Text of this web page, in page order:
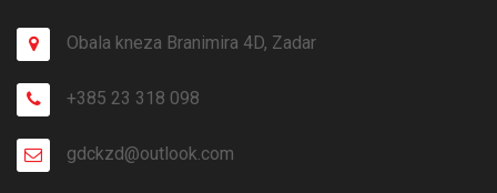
Obala kneza Branimira 4D, Zadar
+385 23 318 098
gdckzd@outlook.com